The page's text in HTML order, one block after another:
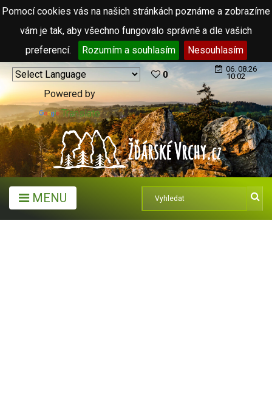
Pomocí cookies vás na našich stránkách poznáme a zobrazíme
vám je tak, aby všechno fungovalo správně a dle vašich
preferencí.
Rozumím a souhlasím Nesouhlasím
Powered by
Translate
0
06. 08.26
10:02
MENU